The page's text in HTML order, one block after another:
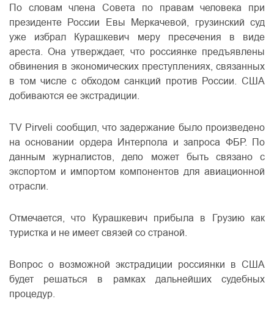
По словам члена Совета по правам человека при
президенте России Евы Меркачевой, грузинский суд
уже избрал Курашкевич меру пресечения в виде
ареста. Она утверждает, что россиянке предъявлены
обвинения в экономических преступлениях, связанных
в том числе с обходом санкций против России. США
добиваются ее экстрадиции.
TV Pirveli сообщил, что задержание было произведено
на основании ордера Интерпола и запроса ФБР. По
данным журналистов, дело может быть связано с
экспортом и импортом компонентов для авиационной
отрасли.
Отмечается, что Курашкевич прибыла в Грузию как
туристка и не имеет связей со страной.
Вопрос о возможной экстрадиции россиянки в США
будет решаться в рамках дальнейших судебных
процедур.